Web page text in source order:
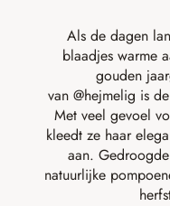
Als de dagen
blaadjes warme
gouden
van @hejmelig is
Met veel gevoel
kleedt ze haar
aan.
natuurlijke